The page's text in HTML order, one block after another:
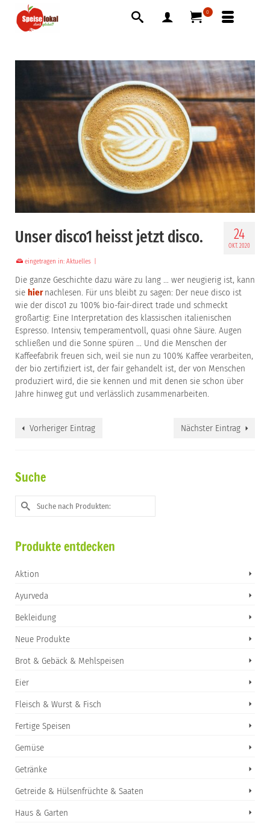
0
24
OKT. 2020
Unser disco1 heisst jetzt disco.
eingetragen in: Aktuelles
Die ganze Geschichte dazu wäre zu lang … wer neugierig ist, kann
sie hier nachlesen. Für uns bleibt zu sagen: Der neue disco ist
wie der disco1 zu 100% bio-fair-direct trade und schmeckt
großartig: Eine Interpretation des klassischen italienischen
Espresso. Intensiv, temperamentvoll, quasi ohne Säure. Augen
schließen und die Sonne spüren … Und die Menschen der
Kaffeefabrik freuen sich, weil sie nun zu 100% Kaffee verarbeiten,
der bio zertifiziert ist, der fair gehandelt ist, der von Menschen
produziert wird, die sie kennen und mit denen sie schon über
Jahre hinweg gut und verlässlich zusammenarbeiten.
Vorheriger Eintrag Nächster Eintrag
Suche
Suche
nach:
Produkte entdecken
Aktion
Ayurveda
Bekleidung
Neue Produkte
Brot & Gebäck & Mehlspeisen
Eier
Fleisch & Wurst & Fisch
Fertige Speisen
Gemüse
Getränke
Getreide & Hülsenfrüchte & Saaten
Haus & Garten